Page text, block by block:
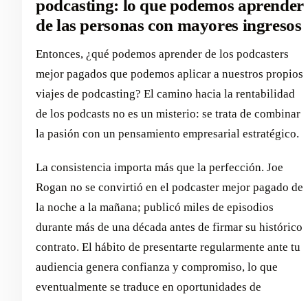
podcasting: lo que podemos aprender
de las personas con mayores ingresos
Entonces, ¿qué podemos aprender de los podcasters
mejor pagados que podemos aplicar a nuestros propios
viajes de podcasting? El camino hacia la rentabilidad
de los podcasts no es un misterio: se trata de combinar
la pasión con un pensamiento empresarial estratégico.
La consistencia importa más que la perfección. Joe
Rogan no se convirtió en el podcaster mejor pagado de
la noche a la mañana; publicó miles de episodios
durante más de una década antes de firmar su histórico
contrato. El hábito de presentarte regularmente ante tu
audiencia genera confianza y compromiso, lo que
eventualmente se traduce en oportunidades de